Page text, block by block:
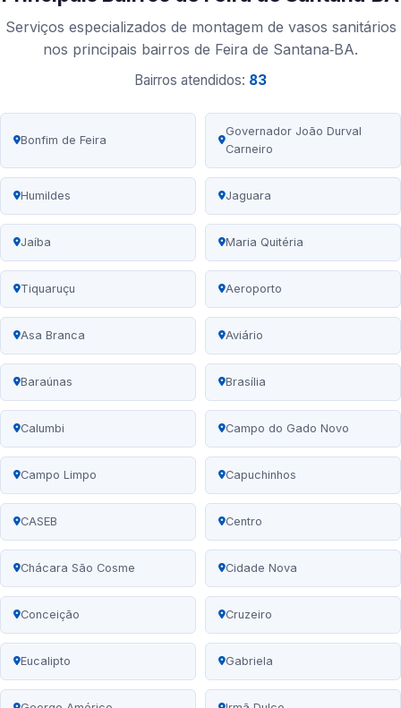
Serviços especializados de montagem de vasos sanitários
nos principais bairros de Feira de Santana‑BA.
Bairros atendidos: 83
Bonfim de Feira
Governador João Durval
Carneiro
Humildes Jaguara
Jaíba Maria Quitéria
Tiquaruçu Aeroporto
Asa Branca Aviário
Baraúnas Brasília
Calumbi Campo do Gado Novo
Campo Limpo Capuchinhos
CASEB Centro
Chácara São Cosme Cidade Nova
Conceição Cruzeiro
Eucalipto Gabriela